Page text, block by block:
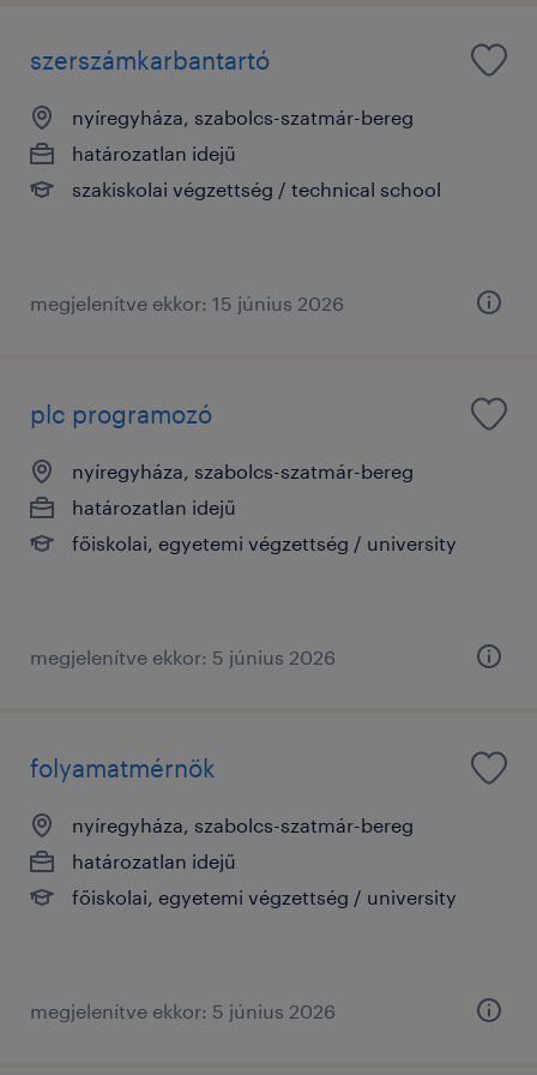
szerszámkarbantartó
nyíregyháza, szabolcs-szatmár-bereg
határozatlan idejű
szakiskolai végzettség / technical school
megjelenítve ekkor: 15 június 2026
plc programozó
nyíregyháza, szabolcs-szatmár-bereg
határozatlan idejű
főiskolai, egyetemi végzettség / university
megjelenítve ekkor: 5 június 2026
folyamatmérnök
nyíregyháza, szabolcs-szatmár-bereg
határozatlan idejű
főiskolai, egyetemi végzettség / university
megjelenítve ekkor: 5 június 2026